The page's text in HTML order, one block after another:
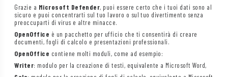
Grazie a Microsoft Defender, puoi essere certo che i tuoi dati sono al
sicuro e puoi concentrarti sul tuo lavoro o sul tuo divertimento senza
preoccuparti di virus e altre minacce.
OpenOffice è un pacchetto per ufficio che ti consentirà di creare
documenti, fogli di calcolo e presentazioni professionali.
OpenOffice contiene molti moduli, come ad esempio:
Writer: modulo per la creazione di testi, equivalente a Microsoft Word,